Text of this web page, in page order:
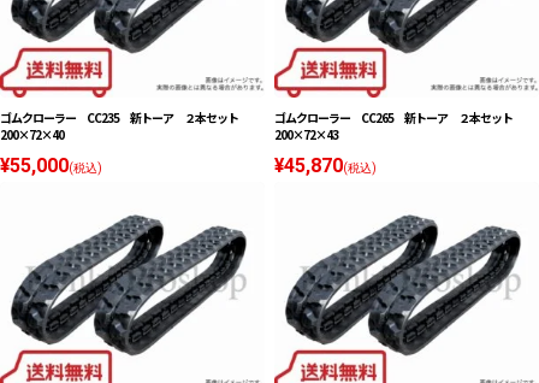
ゴムクローラー CC235 新トーア ２本セット
200×72×40
¥55,000(税込)
ゴムクローラー CC265 新トーア ２本セット
200×72×43
¥45,870(税込)